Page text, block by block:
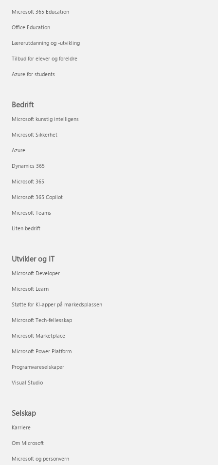
Microsoft 365 Education
Office Education
Lærerutdanning og -utvikling
Tilbud for elever og foreldre
Azure for students
Bedrift
Microsoft kunstig intelligens
Microsoft Sikkerhet
Azure
Dynamics 365
Microsoft 365
Microsoft 365 Copilot
Microsoft Teams
Liten bedrift
Utvikler og IT
Microsoft Developer
Microsoft Learn
Støtte for KI-apper på markedsplassen
Microsoft Tech-fellesskap
Microsoft Marketplace
Microsoft Power Platform
Programvareselskaper
Visual Studio
Selskap
Karriere
Om Microsoft
Microsoft og personvern